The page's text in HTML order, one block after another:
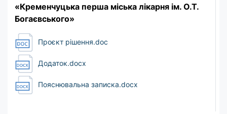
«Кременчуцька перша міська лікарня ім. О.Т.
Богаєвського»
Проєкт рішення.doc
Додаток.docx
Пояснювальна записка.docx